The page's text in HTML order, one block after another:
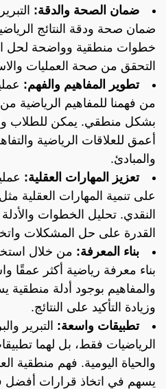
ضمان الصحة والدقة:
ضمان صحة ودقة النتائج
خطوات منطقية وواضحة لحل
التحقق من صحة العمليات
تطوير المفاهيم والفهم:
من فهمنا للمفاهيم الرياضية
بشكل منطقي. يمكن للطلاب
أعمق للعلاقات الرياضية
والمبادئ.
تعزيز المهارات العقلية:
على تنمية المهارات العقلية مثل
النقدي. تحليل الخطوات والأدلة
القدرة على حل المشكلات
بناء المعرفة: من خلال
بناء معرفة رياضية أكثر عمقًا
والمفاهيم بوجود أدلة منطقية
وزيادة التأكيد على النتائج.
تطبيقات واسعة: التبرير
الرياضيات فقط، بل لهما
والحياة اليومية. فهم منطقية
يسهم في اتخاذ قرارات